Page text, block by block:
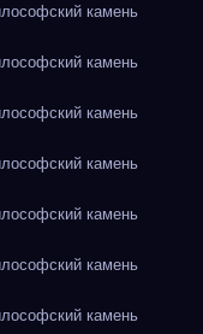
камень
камень
камень
камень
камень
камень
камень